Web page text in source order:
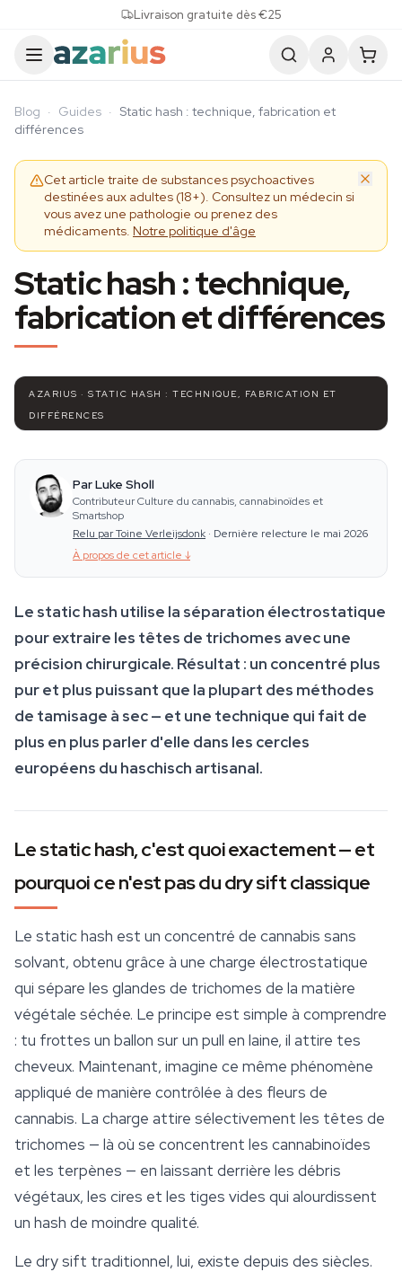
Livraison gratuite dès €25
Blog · Guides · Static hash : technique, fabrication et
différences
Cet article traite de substances psychoactives
destinées aux adultes (18+). Consultez un médecin si
vous avez une pathologie ou prenez des
médicaments. Notre politique d'âge
Static hash : technique,
fabrication et différences
AZARIUS · STATIC HASH : TECHNIQUE, FABRICATION ET
DIFFÉRENCES
Par Luke Sholl
Contributeur Culture du cannabis, cannabinoïdes et
Smartshop
Relu par Toine Verleijsdonk · Dernière relecture le mai 2026
À propos de cet article ↓
Le static hash utilise la séparation électrostatique
pour extraire les têtes de trichomes avec une
précision chirurgicale. Résultat : un concentré plus
pur et plus puissant que la plupart des méthodes
de tamisage à sec — et une technique qui fait de
plus en plus parler d'elle dans les cercles
européens du haschisch artisanal.
Le static hash, c'est quoi exactement — et
pourquoi ce n'est pas du dry sift classique
Le static hash est un concentré de cannabis sans
solvant, obtenu grâce à une charge électrostatique
qui sépare les glandes de trichomes de la matière
végétale séchée. Le principe est simple à comprendre
: tu frottes un ballon sur un pull en laine, il attire tes
cheveux. Maintenant, imagine ce même phénomène
appliqué de manière contrôlée à des fleurs de
cannabis. La charge attire sélectivement les têtes de
trichomes — là où se concentrent les cannabinoïdes
et les terpènes — en laissant derrière les débris
végétaux, les cires et les tiges vides qui alourdissent
un hash de moindre qualité.
Le dry sift traditionnel, lui, existe depuis des siècles.